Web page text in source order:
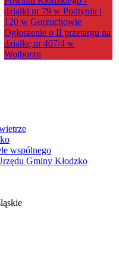
działki nr 79 w Podtyniu i
120 w Gorzuchowie
Ogłoszenie o II przetargu na
działkę nr 407/4 w
Wojborzu